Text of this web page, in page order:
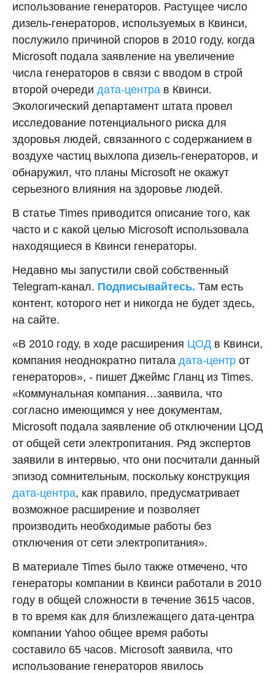
использование генераторов. Растущее число
дизель-генераторов, используемых в Квинси,
послужило причиной споров в 2010 году, когда
Microsoft подала заявление на увеличение
числа генераторов в связи с вводом в строй
второй очереди дата-центра в Квинси.
Экологический департамент штата провел
исследование потенциального риска для
здоровья людей, связанного с содержанием в
воздухе частиц выхлопа дизель-генераторов, и
обнаружил, что планы Microsoft не окажут
серьезного влияния на здоровье людей.
В статье Times приводится описание того, как
часто и с какой целью Microsoft использовала
находящиеся в Квинси генераторы.
Недавно мы запустили свой собственный
Telegram-канал. Подписывайтесь. Там есть
контент, которого нет и никогда не будет здесь,
на сайте.
«В 2010 году, в ходе расширения ЦОД в Квинси,
компания неоднократно питала дата-центр от
генераторов», - пишет Джеймс Гланц из Times.
«Коммунальная компания…заявила, что
согласно имеющимся у нее документам,
Microsoft подала заявление об отключении ЦОД
от общей сети электропитания. Ряд экспертов
заявили в интервью, что они посчитали данный
эпизод сомнительным, поскольку конструкция
дата-центра, как правило, предусматривает
возможное расширение и позволяет
производить необходимые работы без
отключения от сети электропитания».
В материале Times было также отмечено, что
генераторы компании в Квинси работали в 2010
году в общей сложности в течение 3615 часов,
в то время как для близлежащего дата-центра
компании Yahoo общее время работы
составило 65 часов. Microsoft заявила, что
использование генераторов явилось